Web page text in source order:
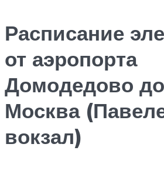
Расписание
от аэропорта
Домодедово
Москва
вокзал)